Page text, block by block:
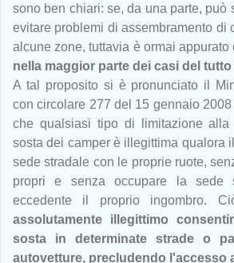
sono ben chiari: se, da una parte, può
evitare problemi di assembramento di
alcune zone, tuttavia è ormai
nella maggior parte dei casi del
A tal proposito si è pronunciato il
con circolare 277 del 15 gennaio
che qualsiasi tipo di limitazione
sosta dei camper è illegittima qualora
sede stradale con le proprie ruote,
propri e senza occupare la sede
eccedente il proprio ingombro.
assolutamente illegittimo
sosta in determinate strade o
autovetture, precludendo l'accesso